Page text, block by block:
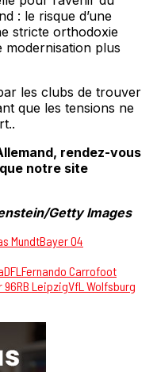
: le risque d’une
stricte orthodoxie
modernisation plus
les clubs de trouver
que les tensions ne
rendez-vous
notre site
Getty Images
MundtBayer 04
DFL Fernando Carrofoot
96RB LeipzigVfL Wolfsburg